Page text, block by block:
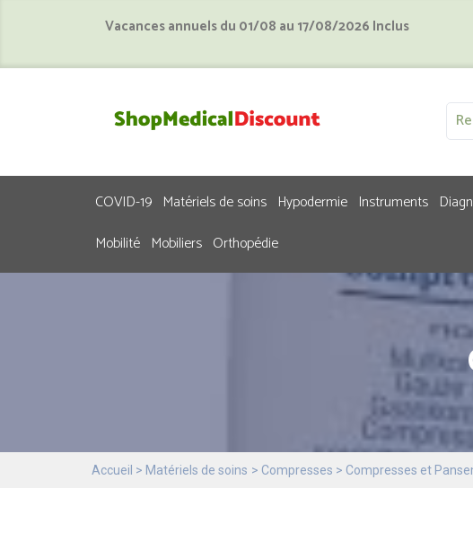
Vacances annuels du 01/08 au 17/08/2026 Inclus
COVID-19 Matériels de soins Hypodermie Instruments
Mobilité Mobiliers Orthopédie
Accueil Matériels de soins Compresses Compresses et